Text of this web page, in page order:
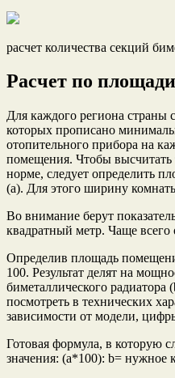
расчет количества секций
Расчет по площади
Для каждого региона
которых прописано
отопительного прибора на
помещения. Чтобы высчитать
норме, следует определить
(a). Для этого ширину
Во внимание берут
квадратный метр. Чаще всего
Определив площадь
100. Результат делят на
биметаллического
посмотреть в технических
зависимости от модели,
Готовая формула, в которую
значения: (a*100): b= нужное